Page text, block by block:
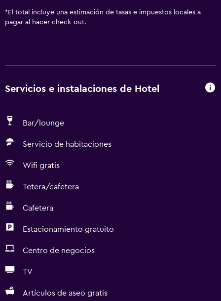
* El total incluye una estimación de tasas e impuestos locales a
pagar al hacer check-out.
Servicios e instalaciones de Hotel
Bar/lounge
Servicio de habitaciones
Wifi gratis
Tetera/cafetera
Cafetera
Estacionamiento gratuito
Centro de negocios
TV
Artículos de aseo gratis